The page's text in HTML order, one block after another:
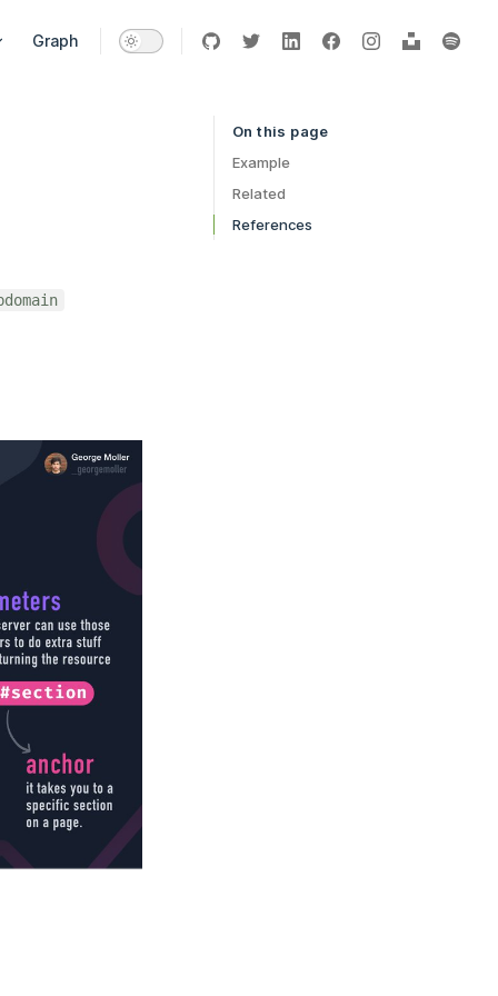
Graph
On this page
Table of Contents for current page
Example
Related
References